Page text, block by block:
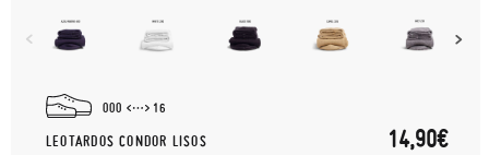
000 16
LEOTARDOS CONDOR LISOS 14,90€